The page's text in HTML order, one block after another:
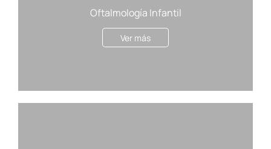
Oftalmología Infantil
Ver más